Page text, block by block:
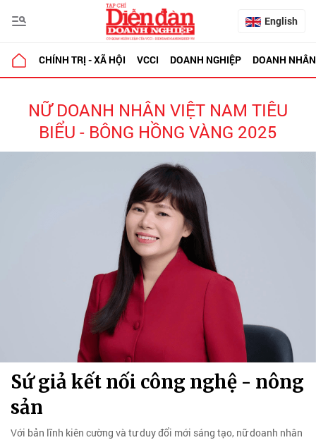
English
CHÍNH TRỊ - XÃ HỘI VCCI DOANH NGHIỆP DOANH NHÂN
NỮ DOANH NHÂN VIỆT NAM TIÊU
BIỂU - BÔNG HỒNG VÀNG 2025
Sứ giả kết nối công nghệ - nông
sản
Với bản lĩnh kiên cường và tư duy đổi mới sáng tạo, nữ doanh nhân